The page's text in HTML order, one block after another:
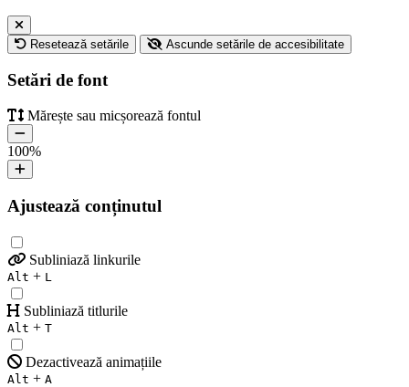
Resetează setările Ascunde setările de accesibilitate
Setări de font
Mărește sau micșorează fontul
100%
Ajustează conținutul
Subliniază linkurile
Alt + L
Subliniază titlurile
Alt + T
Dezactivează animațiile
Alt + A